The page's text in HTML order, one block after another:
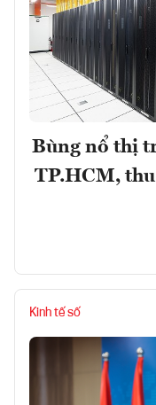
Bùng nổ thị
TP.HCM,
Kinh tế số